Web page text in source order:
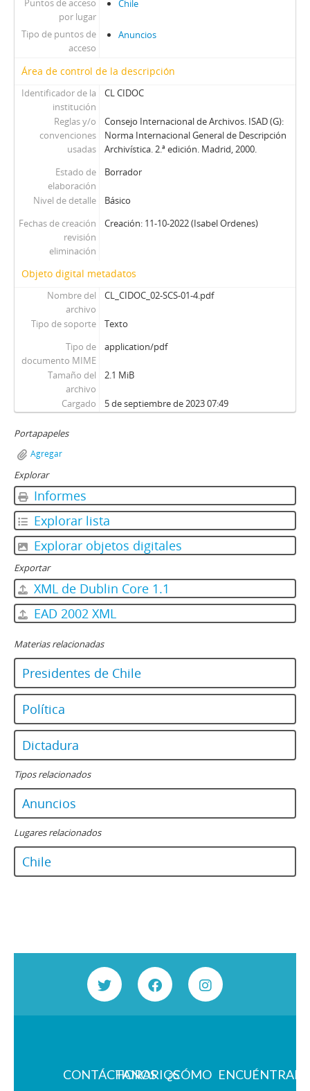
Puntos de acceso
por lugar
Chile
Tipo de puntos de
acceso
Anuncios
Área de control de la descripción
Identificador de la
institución
CL CIDOC
Reglas y/o
convenciones
usadas
Consejo Internacional de Archivos. ISAD (G):
Norma Internacional General de Descripción
Archivística. 2.ª edición. Madrid, 2000.
Estado de
elaboración
Borrador
Nivel de detalle
Básico
Fechas de creación
revisión
eliminación
Creación: 11-10-2022 (Isabel Ordenes)
Objeto digital metadatos
Nombre del
archivo
CL_CIDOC_02-SCS-01-4.pdf
Tipo de soporte
Texto
Tipo de
documento MIME
application/pdf
Tamaño del
archivo
2.1 MiB
Cargado 5 de septiembre de 2023 07:49
Portapapeles
Agregar
Explorar
Informes
Explorar lista
Explorar objetos digitales
Exportar
XML de Dublin Core 1.1
EAD 2002 XML
Materias relacionadas
Presidentes de Chile
Política
Dictadura
Tipos relacionados
Anuncios
Lugares relacionados
Chile
CONTÁCTANOS
HORARIOS¿CÓMO